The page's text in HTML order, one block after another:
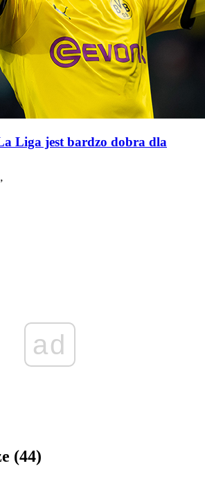
Liga jest bardzo dobra dla
ad
(44)